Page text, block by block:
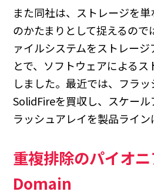
また同社は、ストレージを
のかたまりとして捉えるので
ァイルシステムをストレー
とで、ソフトウェアによる
しました。最近では、フラ
SolidFireを買収し、スケー
ラッシュアレイを製品ライン
重複排除のパイオ
Domain